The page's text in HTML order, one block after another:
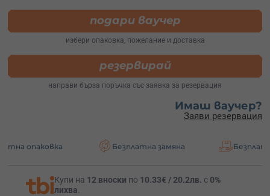
подари ваучер
избери опаковка, пожелание и доставка
резервирай
направи бърза поръчка със заявка за резервация
Имаш ваучер?
Заяви резервация
Безплатна замяна Безплатна
Купи на 12 вноски по 10.33€ / 20.2лв. с 0%
лихва.